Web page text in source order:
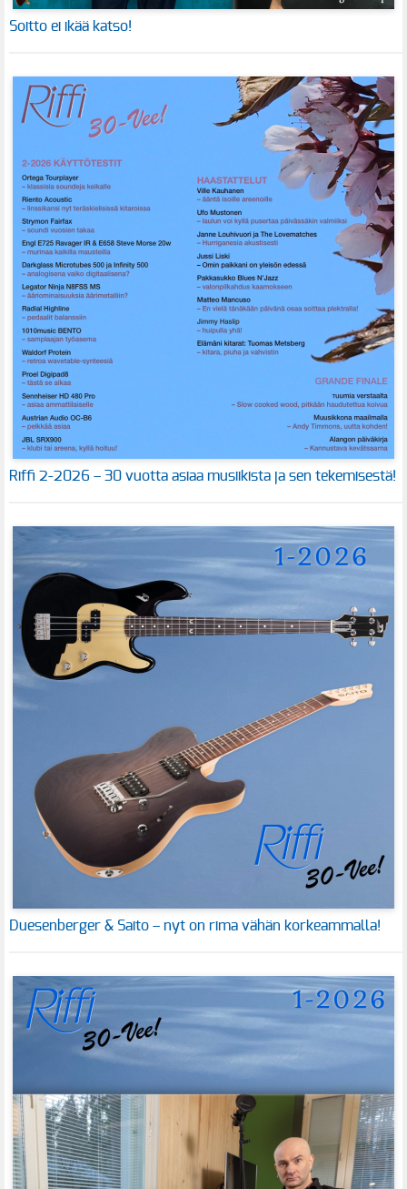
Soitto ei ikää katso!
Riffi 2-2026 – 30 vuotta asiaa musiikista ja sen tekemisestä!
Duesenberger & Saito – nyt on rima vähän korkeammalla!